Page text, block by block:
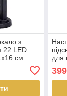
з
22 LED
см
USB
для
Ро
399